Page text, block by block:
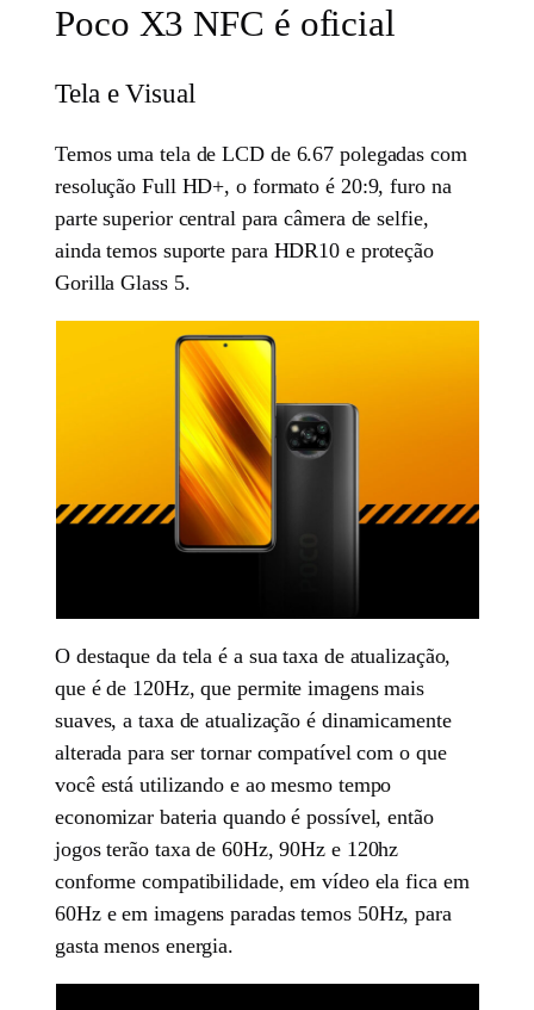
Poco X3 NFC é oficial
Tela e Visual
Temos uma tela de LCD de 6.67 polegadas com
resolução Full HD+, o formato é 20:9, furo na
parte superior central para câmera de selfie,
ainda temos suporte para HDR10 e proteção
Gorilla Glass 5.
O destaque da tela é a sua taxa de atualização,
que é de 120Hz, que permite imagens mais
suaves, a taxa de atualização é dinamicamente
alterada para ser tornar compatível com o que
você está utilizando e ao mesmo tempo
economizar bateria quando é possível, então
jogos terão taxa de 60Hz, 90Hz e 120hz
conforme compatibilidade, em vídeo ela fica em
60Hz e em imagens paradas temos 50Hz, para
gasta menos energia.